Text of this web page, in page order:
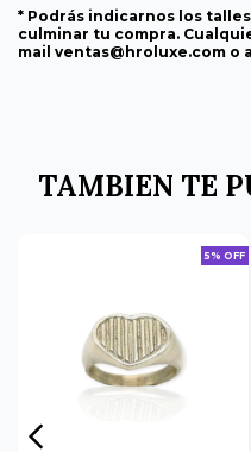
* Podrás indicarnos los
culminar tu compra.
mail ventas@hroluxe.com o
TAMBIEN TE
5% OFF